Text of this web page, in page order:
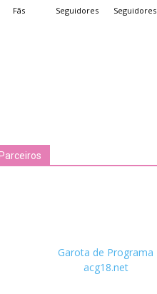
Fãs Seguidores Seguidores
Garota de Programa
acg18.net